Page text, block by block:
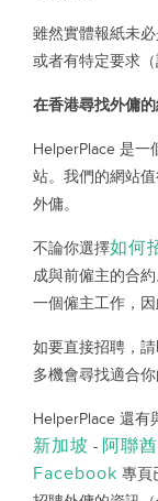
雖然實體報紙未
或者有特定要求
在香港尋找外傭
HelperPlace 是一
站。我們的網站
外傭。
不論你選擇如何
成與前僱主的合
一個僱主工作，因
如要直接招聘，
多機會尋找適合你
HelperPlace 還有
新加坡 - 阿聯酋
Facebook 專頁